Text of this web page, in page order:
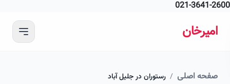
021-
اصلی / رستوران در جلیل آباد